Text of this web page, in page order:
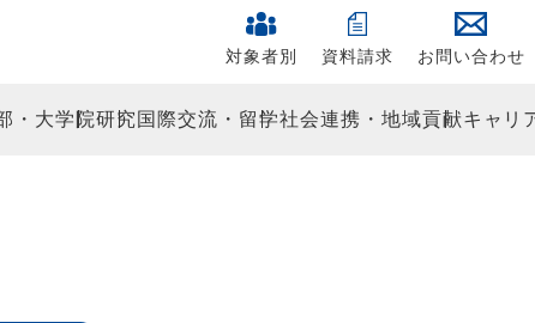
対象者別 資料請求 お問い合わせ
・大学院研究国際交流・留学社会連携・地域貢献キャリ